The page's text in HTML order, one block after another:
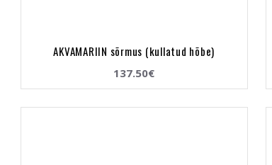
AKVAMARIIN sõrmus (kullatud hõbe)
137.50€